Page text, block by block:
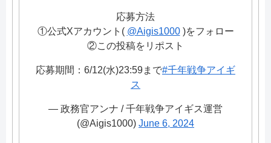
応募方法
①公式Xアカウント( @Aigis1000)をフォロー
②この投稿をリポスト
応募期間：6/12(水)23:59まで#千年戦争アイギ
ス
— 政務官アンナ / 千年戦争アイギス運営
(@Aigis1000) June 6, 2024